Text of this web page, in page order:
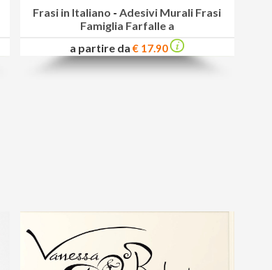
Frasi in Italiano -Adesivi Murali Frasi
Famiglia Farfalle a
a partire da€ 17.90